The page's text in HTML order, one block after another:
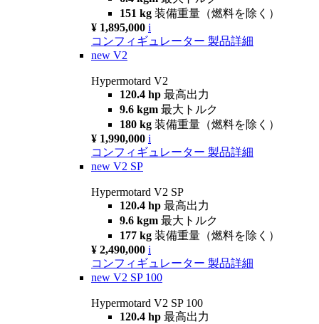
151 kg 装備重量（燃料を除く）
¥ 1,895,000 i
コンフィギュレーター 製品詳細
new V2
Hypermotard V2
120.4 hp 最高出力
9.6 kgm 最大トルク
180 kg 装備重量（燃料を除く）
¥ 1,990,000 i
コンフィギュレーター 製品詳細
new V2 SP
Hypermotard V2 SP
120.4 hp 最高出力
9.6 kgm 最大トルク
177 kg 装備重量（燃料を除く）
¥ 2,490,000 i
コンフィギュレーター 製品詳細
new V2 SP 100
Hypermotard V2 SP 100
120.4 hp 最高出力